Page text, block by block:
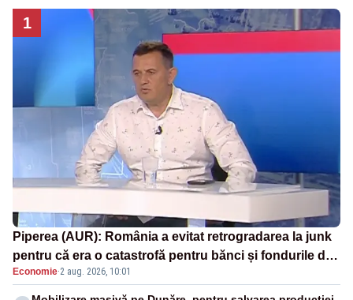
1
Piperea (AUR): România a evitat retrogradarea la junk
pentru că era o catastrofă pentru bănci și fondurile de
pensii
Economie·2 aug. 2026, 10:01